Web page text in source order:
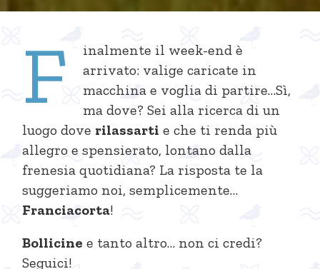
F
inalmente il week-end è
arrivato: valige caricate in
macchina e voglia di partire…Sì,
ma dove? Sei alla ricerca di un
luogo dove rilassarti e che ti renda più
allegro e spensierato, lontano dalla
frenesia quotidiana? La risposta te la
suggeriamo noi, semplicemente…
Franciacorta!
Bollicine e tanto altro… non ci credi?
Seguici!